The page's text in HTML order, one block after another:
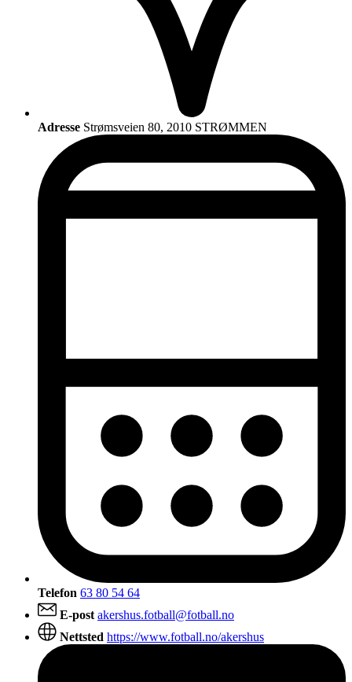
Adresse Strømsveien 80, 2010 STRØMMEN
Telefon 63 80 54 64
E-post akershus.fotball@fotball.no
Nettsted https://www.fotball.no/akershus